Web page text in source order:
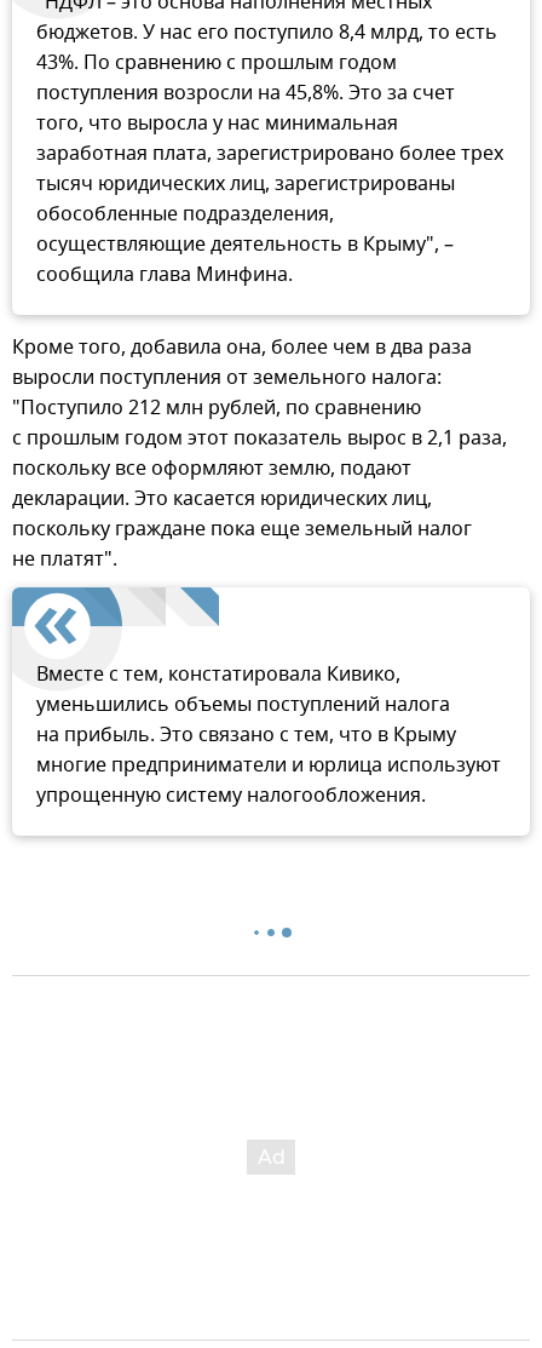
бюджетов. У нас его поступило 8,4 млрд, то есть
43%. По сравнению с прошлым годом
поступления возросли на 45,8%. Это за счет
того, что выросла у нас минимальная
заработная плата, зарегистрировано более трех
тысяч юридических лиц, зарегистрированы
обособленные подразделения,
осуществляющие деятельность в Крыму", –
сообщила глава Минфина.
Кроме того, добавила она, более чем в два раза
выросли поступления от земельного налога:
"Поступило 212 млн рублей, по сравнению
с прошлым годом этот показатель вырос в 2,1 раза,
поскольку все оформляют землю, подают
декларации. Это касается юридических лиц,
поскольку граждане пока еще земельный налог
не платят".
Вместе с тем, констатировала Кивико,
уменьшились объемы поступлений налога
на прибыль. Это связано с тем, что в Крыму
многие предприниматели и юрлица используют
упрощенную систему налогообложения.